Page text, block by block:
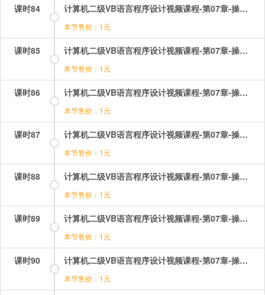
课时84 计算机二级VB语言程序设计视频课程-第07章-操作：循环结构之for循环的应用.mp4
本节售价：1元
课时85 计算机二级VB语言程序设计视频课程-第07章-操作：循环结构之for循环选择题.mp4
本节售价：1元
课时86 计算机二级VB语言程序设计视频课程-第07章-操作：循环结构之多重循环菱形.mp4
本节售价：1元
课时87 计算机二级VB语言程序设计视频课程-第07章-操作：循环结构之当循环whilewend.mp4
本节售价：1元
课时88 计算机二级VB语言程序设计视频课程-第07章-操作：选择结构之if语句的简单应用题.mp4
本节售价：1元
课时89 计算机二级VB语言程序设计视频课程-第07章-操作：选择结构之iif函数.mp4
本节售价：1元
课时90 计算机二级VB语言程序设计视频课程-第07章-操作：选择结构之iif函数的应用.mp4
本节售价：1元